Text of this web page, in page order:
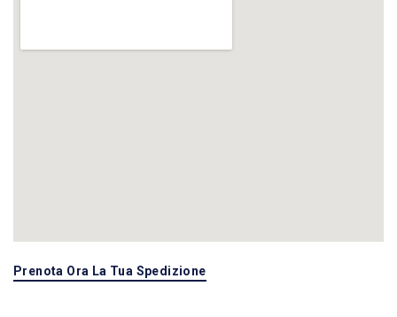
Prenota Ora La Tua Spedizione